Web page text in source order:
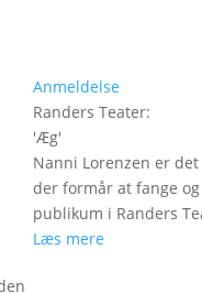
Anmeldelse
Randers Teater:
'Æg'
Nanni Lorenzen er
der formår at fange
publikum i Randers
Læs mere